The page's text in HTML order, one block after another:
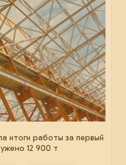
итоги работы за первый
12 900 т